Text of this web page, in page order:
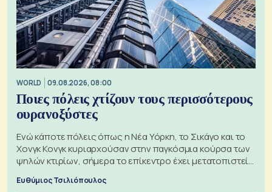
WORLD 09.08.2026, 08:00
Ποιες πόλεις χτίζουν τους περισσότερους
ουρανοξύστες
Ενώ κάποτε πόλεις όπως η Νέα Υόρκη, το Σικάγο και το
Χονγκ Κονγκ κυριαρχούσαν στην παγκόσμια κούρσα των
ψηλών κτιρίων, σήμερα το επίκεντρο έχει μετατοπιστεί
Ευθύμιος Τσιλιόπουλος